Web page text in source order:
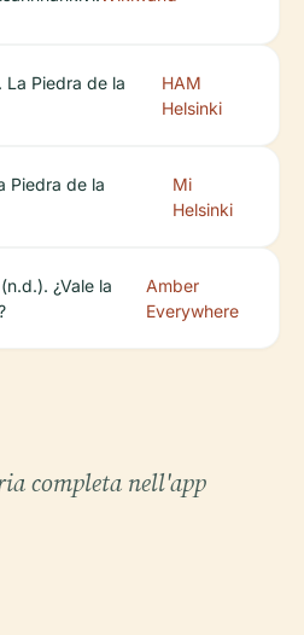
La Piedra de la
HAM
Helsinki
Piedra de la
Mi
Helsinki
¿Vale la
Amber
Everywhere
completa nell'app